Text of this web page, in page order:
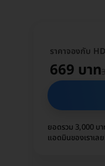
ราคาจองกับ
669 บาท
ยอดรวม 3,000 บ
แอดมินของเราเล